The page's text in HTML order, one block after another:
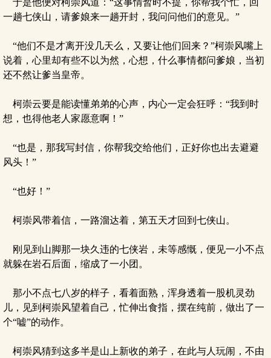
于是他便对柯崇风道：“这事情暂时不提，你帮我个忙，回
一趟七侠山，请爹娘来一趟开封，我问问他们的意见。”
“他们不是才离开没几天么，又要让他们回来？”柯崇风嘴上
说着，心里却有些不以为然，心想，什么事情都问爹娘，当初
还不然让爹当皇帝。
柯崇云要是能读懂弟弟的心声，内心一定会狂呼：“我到时
想，也得他老人家愿意啊！”
“也是，那我写封信，你帮我交给他们，正好你也出去避避
风头！”
“也好！”
柯崇风带着信，一路溜达着，第五天才回到七侠山。
刚见到山脚那一块久违的七侠岩，未等感慨，便见一小不点
就躲在岩石后面，缩成了一小团。
那小不点七八岁的样子，看着面熟，浑身透着一股机灵劲
儿，见到柯崇风望着自己，忙伸出食指，摆在纯前，做出了一
个“嘘”的动作。
柯崇风猜到这多半是山上新收的弟子，在此与人玩闹，不由